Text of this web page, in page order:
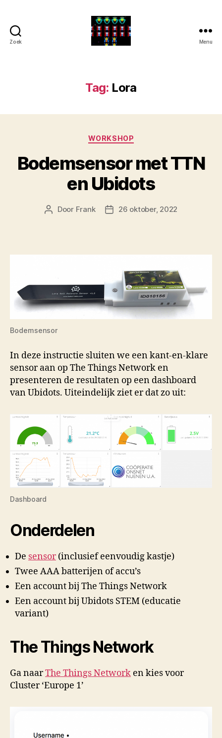
Zoek
projects
Menu
Tag: Lora
Categorieën
WORKSHOP
Bodemsensor met TTN
en Ubidots
Berichtauteur
Door Frank Berichtdatum
26 oktober, 2022
Bodemsensor
In deze instructie sluiten we een kant-en-klare
sensor aan op The Things Network en
presenteren de resultaten op een dashboard
van Ubidots. Uiteindelijk ziet er dat zo uit:
Dashboard
Onderdelen
De sensor(inclusief eenvoudig kastje)
Twee AAA batterijen of accu’s
Een account bij The Things Network
Een account bij Ubidots STEM (educatie
variant)
The Things Network
Ga naarThe Things Network en kies voor
Cluster ‘Europe 1’